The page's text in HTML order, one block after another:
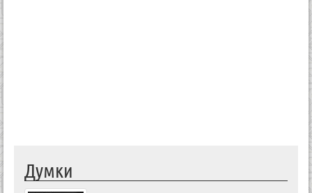
Думки